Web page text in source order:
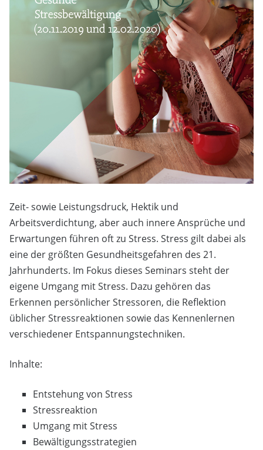
Zeit- sowie Leistungsdruck, Hektik und
Arbeitsverdichtung, aber auch innere Ansprüche und
Erwartungen führen oft zu Stress. Stress gilt dabei als
eine der größten Gesundheitsgefahren des 21.
Jahrhunderts. Im Fokus dieses Seminars steht der
eigene Umgang mit Stress. Dazu gehören das
Erkennen persönlicher Stressoren, die Reflektion
üblicher Stressreaktionen sowie das Kennenlernen
verschiedener Entspannungstechniken.
Inhalte:
Entstehung von Stress
Stressreaktion
Umgang mit Stress
Bewältigungsstrategien